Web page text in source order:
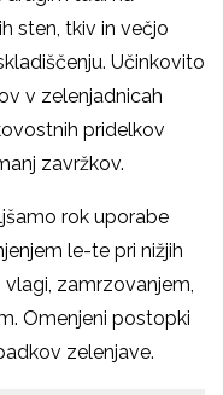
sten, tkiv in večjo
Učinkovito
v zelenjadnicah
pridelkov
zavržkov.
rok uporabe
le-te pri nižjih
zamrzovanjem,
Omenjeni postopki
zelenjave.